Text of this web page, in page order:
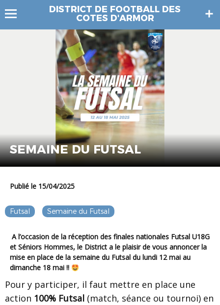
DISTRICT DE FOOTBALL DES
COTES D'ARMOR
SEMAINE DU FUTSAL
Publié le 15/04/2025
Futsal Semaine du Futsal
A l’occasion de la réception des finales nationales Futsal U18G
et Séniors Hommes, le District a le plaisir de vous annoncer la
mise en place de la semaine du Futsal du lundi 12 mai au
dimanche 18 mai !!
Pour y participer, il faut mettre en place une
action 100% Futsal (match, séance ou tournoi) en